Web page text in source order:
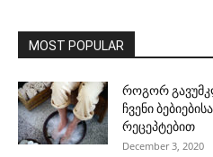
MOST POPULAR
როგორ
ჩვენი
რეცეპტებით
December 3, 2020